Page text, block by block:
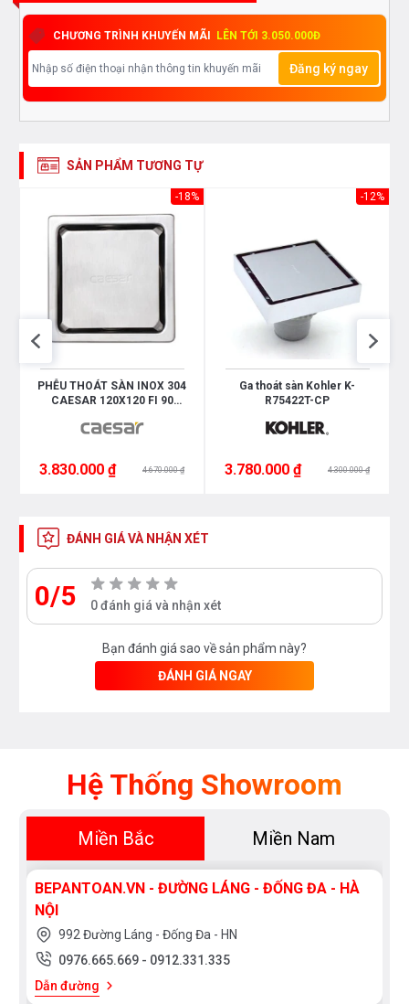
CHƯƠNG TRÌNH KHUYẾN MÃI LÊN TỚI 3.050.000Đ
Đăng ký ngay
SẢN PHẨM TƯƠNG TỰ
-18%
PHỄU THOÁT SÀN INOX 304
CAESAR 120X120 FI 90
3.830.000 ₫ 4.670.000 ₫
-12%
Ga thoát sàn Kohler K-
R75422T-CP
3.780.000 ₫ 4.300.000 ₫
ĐÁNH GIÁ VÀ NHẬN XÉT
0/5 0 đánh giá và nhận xét
Bạn đánh giá sao về sản phẩm này?
ĐÁNH GIÁ NGAY
Hệ Thống Showroom
Miền Bắc Miền Nam
BEPANTOAN.VN - ĐƯỜNG LÁNG - ĐỐNG ĐA - HÀ
NỘI
992 Đường Láng - Đống Đa - HN
0976.665.669 - 0912.331.335
Dẫn đường